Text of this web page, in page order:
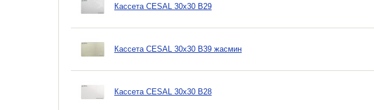
Кассета CESAL 30х30 B29
Кассета CESAL 30х30 B39 жасмин
Кассета CESAL 30х30 B28